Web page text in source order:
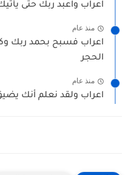
اعراب واعبد ربك حتى
منذ عام
الحجر
منذ عام
اعراب ولقد نعلم أنك